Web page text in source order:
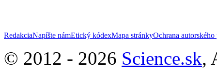
RedakciaNapíšte námEtický kódexMapa stránkyOchrana autorského
© 2012 - 2026 Science.sk,